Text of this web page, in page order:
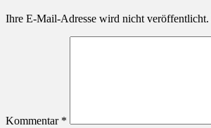
Ihre E-Mail-Adresse wird nicht veröffentlicht.
Kommentar *